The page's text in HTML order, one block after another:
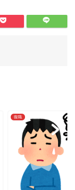
メンタルヘルス
「習慣化」のご褒美
いて